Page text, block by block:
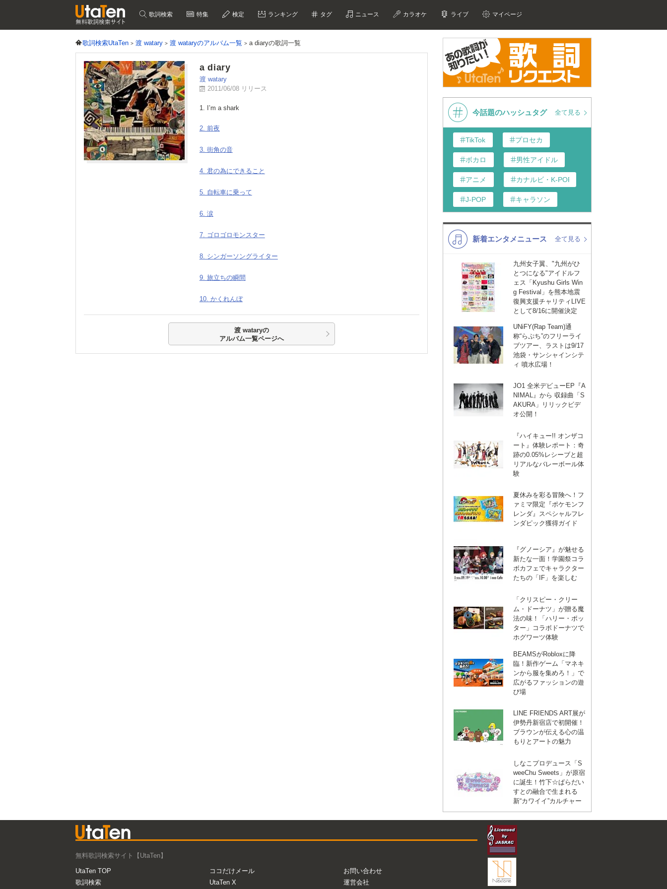
歌詞検索 特集 検定 ランキング タグ ニュース カラオケ ライブ マイページ
歌詞検索UtaTen 渡 watary 渡 wataryのアルバム一覧 a diaryの歌詞一覧
a diary
渡 watary
2011/06/08 リリース
1. I’m a shark
2. 前夜
3. 街角の音
4. 君の為にできること
5. 自転車に乗って
6. 涙
7. ゴロゴロモンスター
8. シンガーソングライター
9. 旅立ちの瞬間
10. かくれんぼ
渡 wataryの
アルバム一覧ページへ
今話題のハッシュタグ 全て見る
TikTok プロセカ
ボカロ 男性アイドル
アニメ カナルビ・K-POP和訳
J-POP キャラソン
K-POP 演歌・歌謡
洋楽
VTuber ディズニー
新着エンタメニュース 全て見る
九州女子翼、"九州がひ
とつになる"アイドルフ
ェス「Kyushu Girls Win
g Festival」を熊本地震
復興支援チャリティLIVE
として8/16に開催決定
UNiFY(Rap Team)通
称“らぷち”のフリーライ
ブツアー、ラストは9/17
池袋・サンシャインシテ
ィ 噴水広場！
JO1 全米デビューEP『A
NIMAL』から 収録曲「S
AKURA」リリックビデ
オ公開！
『ハイキュー!! オンザコ
ート』体験レポート：奇
跡の0.05%レシーブと超
リアルなバレーボール体
験
夏休みを彩る冒険へ！フ
ァミマ限定『ポケモンフ
レンダ』スペシャルフレ
ンダピック獲得ガイド
『グノーシア』が魅せる
新たな一面！学園祭コラ
ボカフェでキャラクター
たちの「IF」を楽しむ
「クリスピー・クリー
ム・ドーナツ」が贈る魔
法の味！「ハリー・ポッ
ター」コラボドーナツで
ホグワーツ体験
BEAMSがRobloxに降
臨！新作ゲーム「マネキ
ンから服を集めろ！」で
広がるファッションの遊
び場
LINE FRIENDS ART展が
伊勢丹新宿店で初開催！
ブラウンが伝える心の温
もりとアートの魅力
しなこプロデュース「S
weeChu Sweets」が原宿
に誕生！竹下☆ぱらだい
すとの融合で生まれる
新“カワイイ”カルチャー
無料歌詞検索サイト【UtaTen】
UtaTen TOP
歌詞検索
ココだけメール
UtaTen X
お問い合わせ
運営会社